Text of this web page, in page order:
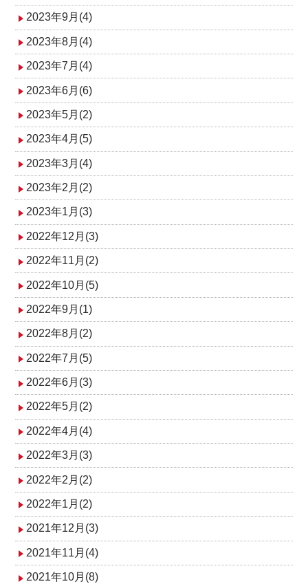
2023年9月(4)
2023年8月(4)
2023年7月(4)
2023年6月(6)
2023年5月(2)
2023年4月(5)
2023年3月(4)
2023年2月(2)
2023年1月(3)
2022年12月(3)
2022年11月(2)
2022年10月(5)
2022年9月(1)
2022年8月(2)
2022年7月(5)
2022年6月(3)
2022年5月(2)
2022年4月(4)
2022年3月(3)
2022年2月(2)
2022年1月(2)
2021年12月(3)
2021年11月(4)
2021年10月(8)